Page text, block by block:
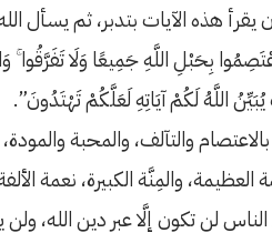
هذه الآيات بتدبر، ثم يسأل
بِحَبْلِ اللَّهِ جَمِيعًا وَلَا
اللَّهُ لَكُمْ آيَاتِهِ لَعَلَّكُمْ تَهْتَدُونَ”.
بالاعتصام والتآلف، والمحبة
والمِنَّة الكبيرة، نعمة
الناس لن تكون إلَّا عبر دين الله،